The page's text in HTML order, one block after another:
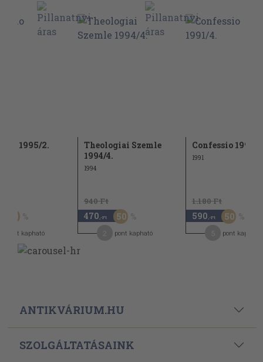
1995/2.
50
pont kapható
Theologiai Szemle
1994/4.
1994
940 Ft
470 ,-Ft 50
pont kapható
Confessio 1991/4.
1991
1.180 Ft
590 ,-Ft 50
pont kapható
ANTIKVÁRIUM.HU
SZOLGÁLTATÁSAINK